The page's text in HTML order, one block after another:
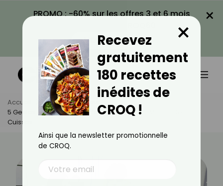
PROMO : -60% sur les offres 3 et 6 mois
VOIR LA PROMO
×
Accueil Actus
Minceur
5 Gestes Recommandés Par Les Kinés Pour Maigrir Des
Cuisses
Recevez
gratuitement
180 recettes
inédites de
CROQ !
×
Ainsi que la newsletter promotionnelle
de CROQ.